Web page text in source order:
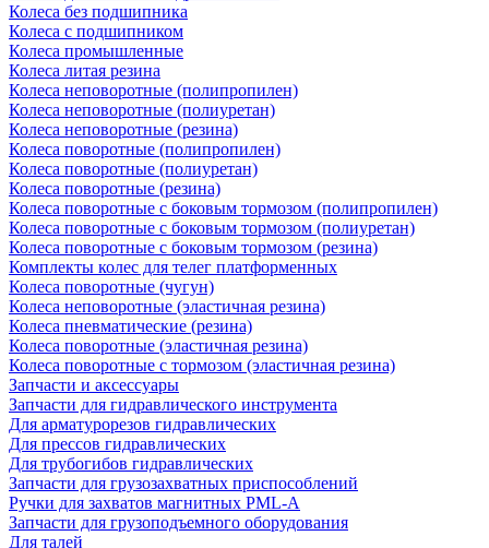
Колеса без подшипника
Колеса с подшипником
Колеса промышленные
Колеса литая резина
Колеса неповоротные (полипропилен)
Колеса неповоротные (полиуретан)
Колеса неповоротные (резина)
Колеса поворотные (полипропилен)
Колеса поворотные (полиуретан)
Колеса поворотные (резина)
Колеса поворотные c боковым тормозом (полипропилен)
Колеса поворотные c боковым тормозом (полиуретан)
Колеса поворотные c боковым тормозом (резина)
Комплекты колес для телег платформенных
Колеса поворотные (чугун)
Колеса неповоротные (эластичная резина)
Колеса пневматические (резина)
Колеса поворотные (эластичная резина)
Колеса поворотные c тормозом (эластичная резина)
Запчасти и аксессуары
Запчасти для гидравлического инструмента
Для арматурорезов гидравлических
Для прессов гидравлических
Для трубогибов гидравлических
Запчасти для грузозахватных приспособлений
Ручки для захватов магнитных PML-A
Запчасти для грузоподъемного оборудования
Для талей